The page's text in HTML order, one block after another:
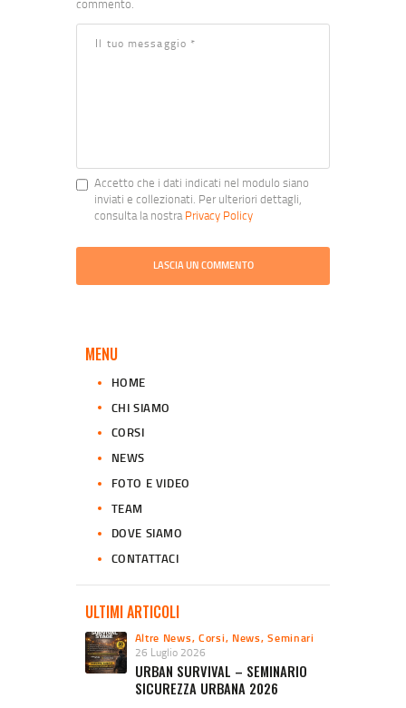
commento.
Accetto che i dati indicati nel modulo siano
inviati e collezionati. Per ulteriori dettagli,
consulta la nostraPrivacy Policy
MENU
HOME
CHI SIAMO
CORSI
NEWS
FOTO E VIDEO
TEAM
DOVE SIAMO
CONTATTACI
ULTIMI ARTICOLI
Altre News,Corsi, News,Seminari
26 Luglio 2026
URBAN SURVIVAL – SEMINARIO
SICUREZZA URBANA 2026